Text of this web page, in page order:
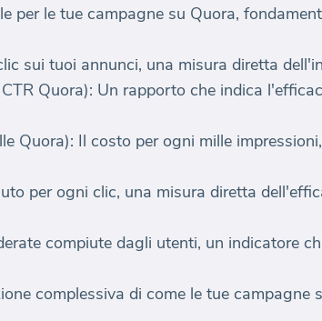
per le tue campagne su Quora,
sui tuoi annunci, una misura diretta
Quora): Un rapporto che indica
Quora): Il costo per ogni mille
per ogni clic, una misura diretta
compiute dagli utenti, un indicatore
complessiva di come le tue campagne